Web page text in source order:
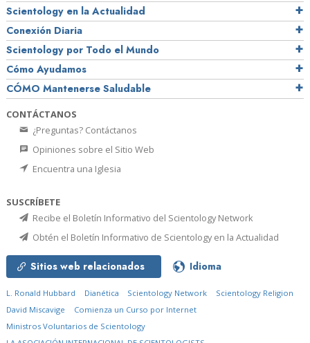
Scientology en la Actualidad
Conexión Diaria
Scientology por Todo el Mundo
Cómo Ayudamos
CÓMO Mantenerse Saludable
CONTÁCTANOS
¿Preguntas? Contáctanos
Opiniones sobre el Sitio Web
Encuentra una Iglesia
SUSCRÍBETE
Recibe el Boletín Informativo del Scientology Network
Obtén el Boletín Informativo de Scientology en la Actualidad
Sitios web relacionados Idioma
L. Ronald Hubbard Dianética Scientology Network
Scientology Religion
David Miscavige
Comienza un Curso por Internet
Ministros Voluntarios de Scientology